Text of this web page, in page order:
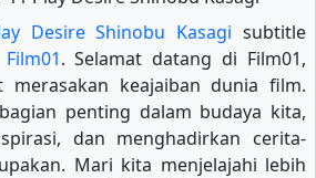
Desire Shinobu Kasagi subtitle
Film01. Selamat datang di Film01,
merasakan keajaiban dunia film.
penting dalam budaya kita,
dan menghadirkan cerita-
Mari kita menjelajahi lebih